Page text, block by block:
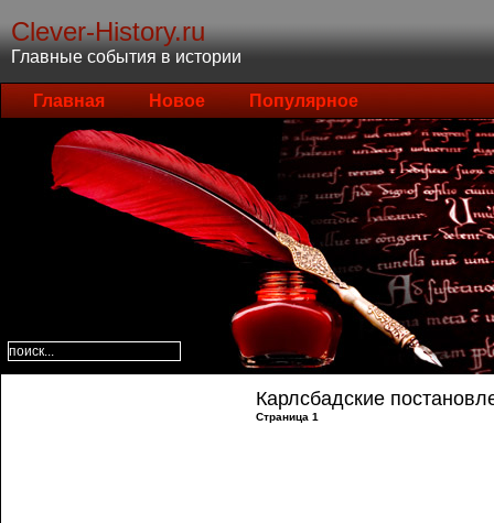
Clever-History.ru
Главные события в истории
Главная Новое Популярное
Карлсбадские
Страница 1